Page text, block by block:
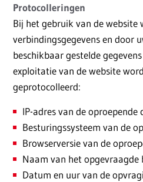
Protocolleringen
Bij het gebruik van de
verbindingsgegevens en door
beschikbaar gestelde
exploitatie van de website
geprotocolleerd:
IP-adres van de oproepende
Besturingssysteem van de
Browserversie van de
Naam van het opgevraagde
Datum en uur van de